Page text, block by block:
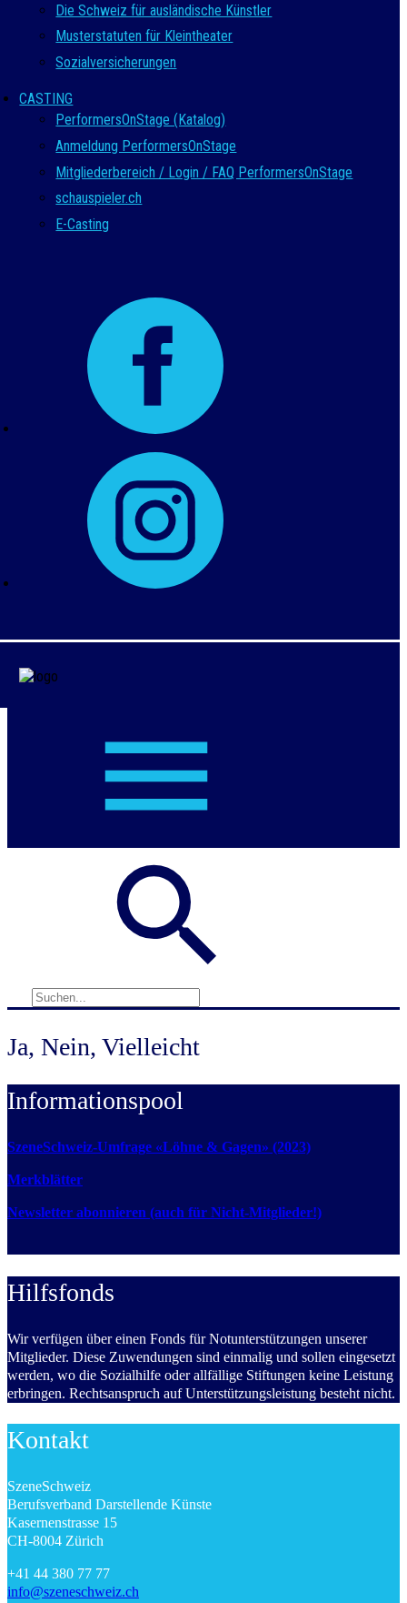
Die Schweiz für ausländische Künstler
Musterstatuten für Kleintheater
Sozialversicherungen
CASTING
PerformersOnStage (Katalog)
Anmeldung PerformersOnStage
Mitgliederbereich / Login / FAQ PerformersOnStage
schauspieler.ch
E-Casting
Ja, Nein, Vielleicht
Informationspool
SzeneSchweiz-Umfrage «Löhne & Gagen» (2023)
Merkblätter
Newsletter abonnieren (auch für Nicht-Mitglieder!)
Hilfsfonds
Wir verfügen über einen Fonds für Notunterstützungen unserer
Mitglieder. Diese Zuwendungen sind einmalig und sollen eingesetzt
werden, wo die Sozialhilfe oder allfällige Stiftungen keine Leistung
erbringen. Rechtsanspruch auf Unterstützungsleistung besteht nicht.
Kontakt
SzeneSchweiz
Berufsverband Darstellende Künste
Kasernenstrasse 15
CH-8004 Zürich
+41 44 380 77 77
info@szeneschweiz.ch